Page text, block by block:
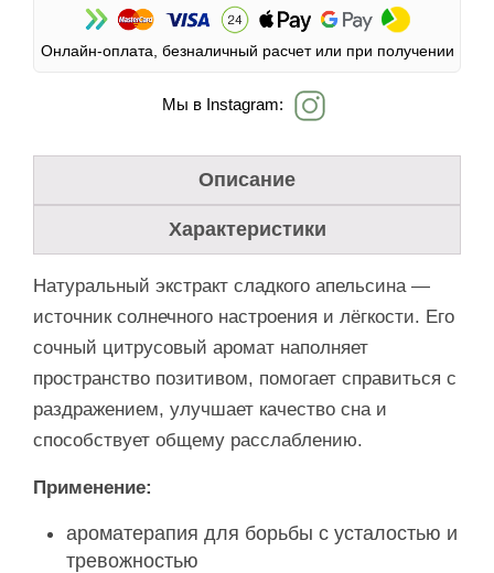
Онлайн-оплата, безналичный расчет или при получении
Мы в Instagram:
Описание
Характеристики
Натуральный экстракт сладкого апельсина —
источник солнечного настроения и лёгкости. Его
сочный цитрусовый аромат наполняет
пространство позитивом, помогает справиться с
раздражением, улучшает качество сна и
способствует общему расслаблению.
Применение:
ароматерапия для борьбы с усталостью и
тревожностью